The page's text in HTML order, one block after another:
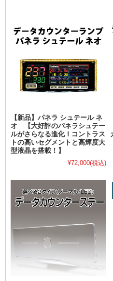
【新品】パネラ シュテール ネ
オ 【大好評のパネラシュテー
ルがさらなる進化！コントラス
トの高いセグメントと高輝度大
型液晶を搭載！】
¥72,000(税込)